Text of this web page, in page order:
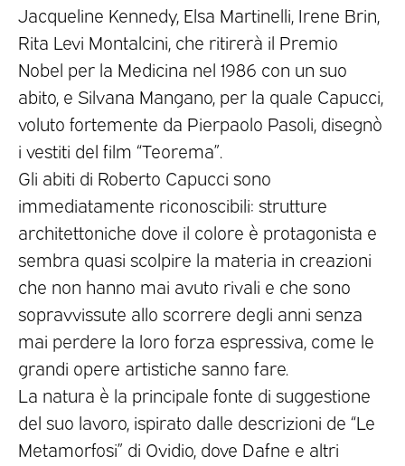
Jacqueline Kennedy, Elsa Martinelli, Irene Brin,
Rita Levi Montalcini, che ritirerà il Premio
Nobel per la Medicina nel 1986 con un suo
abito, e Silvana Mangano, per la quale Capucci,
voluto fortemente da Pierpaolo Pasoli, disegnò
i vestiti del film “Teorema”.
Gli abiti di Roberto Capucci sono
immediatamente riconoscibili: strutture
architettoniche dove il colore è protagonista e
sembra quasi scolpire la materia in creazioni
che non hanno mai avuto rivali e che sono
sopravvissute allo scorrere degli anni senza
mai perdere la loro forza espressiva, come le
grandi opere artistiche sanno fare.
La natura è la principale fonte di suggestione
del suo lavoro, ispirato dalle descrizioni de “Le
Metamorfosi” di Ovidio, dove Dafne e altri